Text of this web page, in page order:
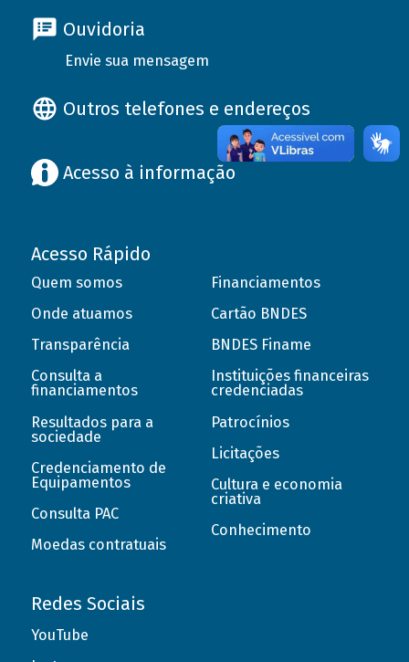
Ouvidoria
Envie sua mensagem
Outros telefones e endereços
Acesso à informação
Acesso Rápido
Quem somos
Onde atuamos
Transparência
Consulta a
financiamentos
Resultados para a
sociedade
Credenciamento de
Equipamentos
Consulta PAC
Moedas contratuais
Financiamentos
Cartão BNDES
BNDES Finame
Instituições financeiras
credenciadas
Patrocínios
Licitações
Cultura e economia
criativa
Conhecimento
Redes Sociais
YouTube